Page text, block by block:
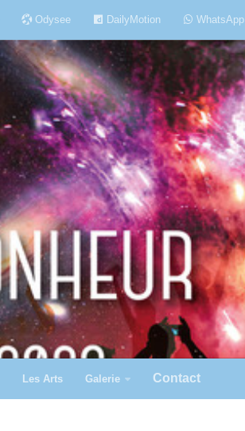
Odysee DailyMotion WhatsApp
Les Arts Galerie Contact